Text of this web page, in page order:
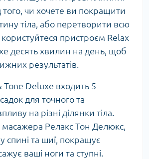
чи хочете ви покращити
тіла, або перетворити всю
користуйтеся пристроєм Relax
десять хвилин на день, щоб
результатів.
Tone Deluxe входить 5
для точного та
на різні ділянки тіла.
Релакс Тон Делюкс,
спині та шиї, покращує
ваші ноги та ступні.